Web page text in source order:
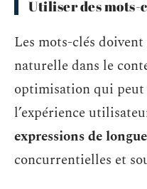
Utiliser des mots-
Les mots-clés
naturelle dans le
optimisation qui
l’expérience
expressions de
concurrentielles et